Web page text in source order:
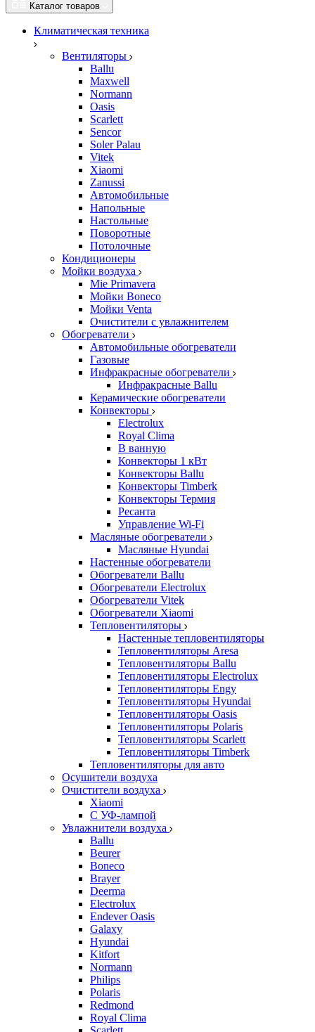
Каталог товаров
Климатическая техника
Вентиляторы
Ballu
Maxwell
Normann
Oasis
Scarlett
Sencor
Soler Palau
Vitek
Xiaomi
Zanussi
Автомобильные
Напольные
Настольные
Поворотные
Потолочные
Кондиционеры
Мойки воздуха
Mie Primavera
Мойки Boneco
Мойки Venta
Очистители с увлажнителем
Обогреватели
Автомобильные обогреватели
Газовые
Инфракрасные обогреватели
Инфракрасные Ballu
Керамические обогреватели
Конвекторы
Electrolux
Royal Clima
В ванную
Конвекторы 1 кВт
Конвекторы Ballu
Конвекторы Timberk
Конвекторы Термия
Ресанта
Управление Wi-Fi
Масляные обогреватели
Масляные Hyundai
Настенные обогреватели
Обогреватели Ballu
Обогреватели Electrolux
Обогреватели Vitek
Обогреватели Xiaomi
Тепловентиляторы
Настенные тепловентиляторы
Тепловентиляторы Aresa
Тепловентиляторы Ballu
Тепловентиляторы Electrolux
Тепловентиляторы Engy
Тепловентиляторы Hyundai
Тепловентиляторы Oasis
Тепловентиляторы Polaris
Тепловентиляторы Scarlett
Тепловентиляторы Timberk
Тепловентиляторы для авто
Осушители воздуха
Очистители воздуха
Xiaomi
С УФ-лампой
Увлажнители воздуха
Ballu
Beurer
Boneco
Brayer
Deerma
Electrolux
Endever Oasis
Galaxy
Hyundai
Kitfort
Normann
Philips
Polaris
Redmond
Royal Clima